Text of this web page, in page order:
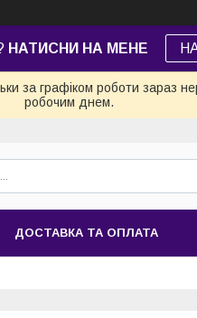
НАТИСНИ НА МЕНЕ
за графіком роботи зараз
робочим днем.
ДОСТАВКА ТА ОПЛАТА